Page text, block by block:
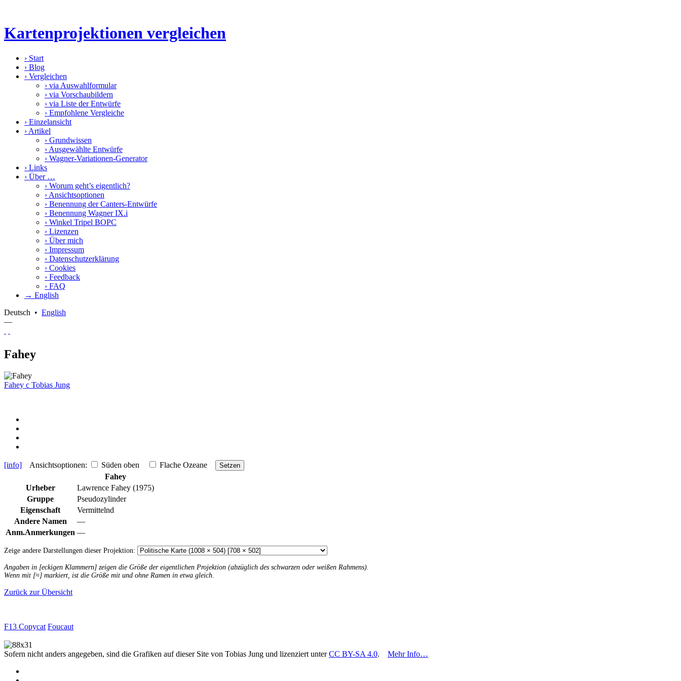
Kartenprojektionen vergleichen
› Start
› Blog
› Vergleichen
› via Auswahlformular
› via Vorschaubildern
› via Liste der Entwürfe
› Empfohlene Vergleiche
› Einzelansicht
› Artikel
› Grundwissen
› Ausgewählte Entwürfe
› Wagner-Variationen-Generator
› Links
› Über …
› Worum geht’s eigentlich?
› Ansichtsoptionen
› Benennung der Canters-Entwürfe
› Benennung Wagner IX.i
› Winkel Tripel BOPC
› Lizenzen
› Über mich
› Impressum
› Datenschutzerklärung
› Cookies
› Feedback
› FAQ
→ English
Deutsch • English
—
Fahey
Fahey c Tobias Jung
[info] Ansichtsoptionen: Süden oben Flache Ozeane Setzen
Fahey
Urheber
Lawrence Fahey (1975)
Gruppe
Pseudozylinder
Eigenschaft
Vermittelnd
Andere Namen
—
Anm.Anmerkungen —
Zeige andere Darstellungen dieser Projektion:
Angaben in [eckigen Klammern] zeigen die Größe der eigentlichen Projektion (abzüglich des schwarzen oder weißen Rahmens).
Wenn mit [≈] markiert, ist die Größe mit und ohne Ramen in etwa gleich.
Zurück zur Übersicht
F13 Copycat Foucaut
Sofern nicht anders angegeben, sind die Grafiken auf dieser Site von Tobias Jung und lizenziert unterCC BY-SA 4.0. Mehr Info…